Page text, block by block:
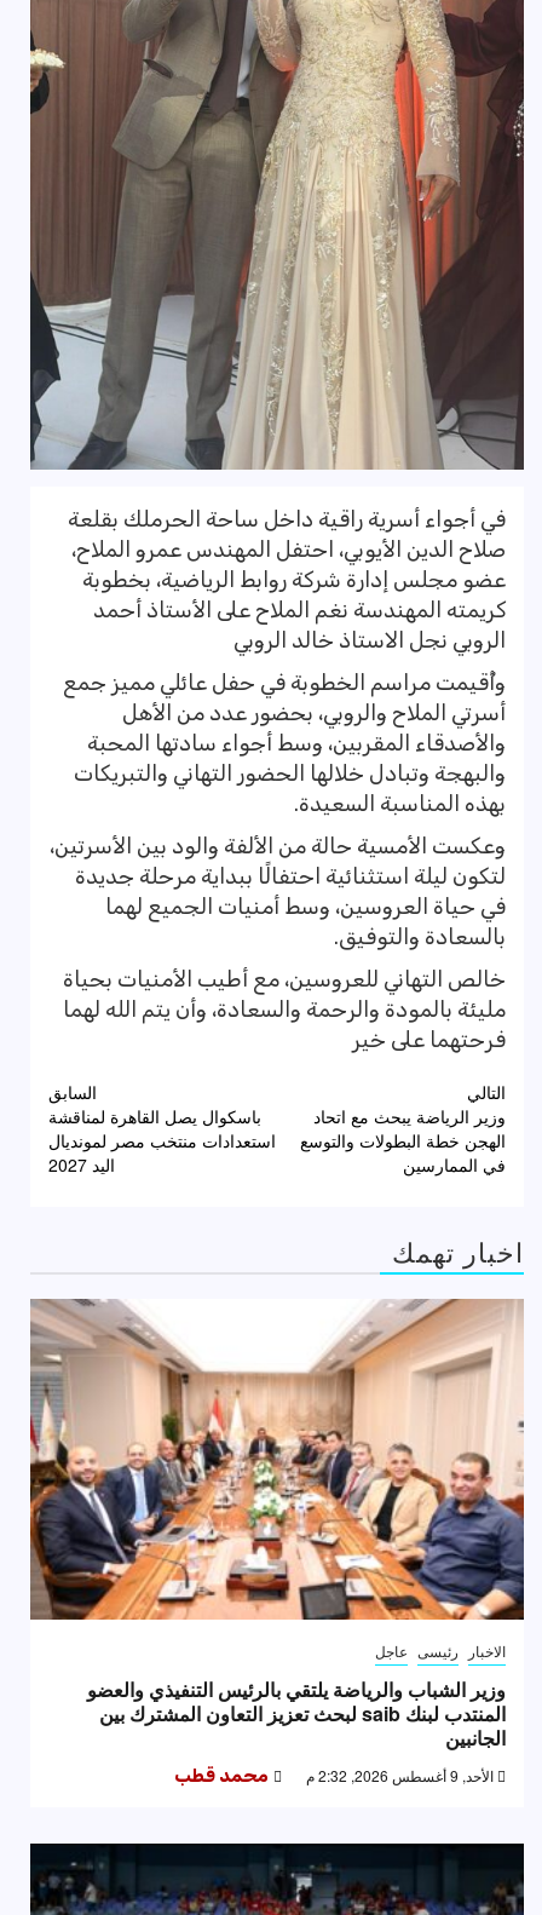
في أجواء أسرية راقية داخل ساحة الحرملك بقلعة
صلاح الدين الأيوبي، احتفل المهندس عمرو الملاح،
عضو مجلس إدارة شركة روابط الرياضية، بخطوبة
كريمته المهندسة نغم الملاح على الأستاذ أحمد
الروبي نجل الاستاذ خالد الروبي
وأُقيمت مراسم الخطوبة في حفل عائلي مميز جمع
أسرتي الملاح والروبي، بحضور عدد من الأهل
والأصدقاء المقربين، وسط أجواء سادتها المحبة
والبهجة وتبادل خلالها الحضور التهاني والتبريكات
بهذه المناسبة السعيدة.
وعكست الأمسية حالة من الألفة والود بين الأسرتين،
لتكون ليلة استثنائية احتفالًا ببداية مرحلة جديدة
في حياة العروسين، وسط أمنيات الجميع لهما
بالسعادة والتوفيق.
خالص التهاني للعروسين، مع أطيب الأمنيات بحياة
مليئة بالمودة والرحمة والسعادة، وأن يتم الله لهما
فرحتهما على خير
تصفّح
المقالات
السابق
باسكوال يصل القاهرة لمناقشة
استعدادات منتخب مصر لمونديال
اليد 2027
التالي
وزير الرياضة يبحث مع اتحاد
الهجن خطة البطولات والتوسع
في الممارسين
اخبار تهمك
الاخبار رئيسى عاجل
وزير الشباب والرياضة يلتقي بالرئيس التنفيذي والعضو
المنتدب لبنك saib لبحث تعزيز التعاون المشترك بين
الجانبين
الأحد, 9 أغسطس 2026, 2:32 م محمد قطب